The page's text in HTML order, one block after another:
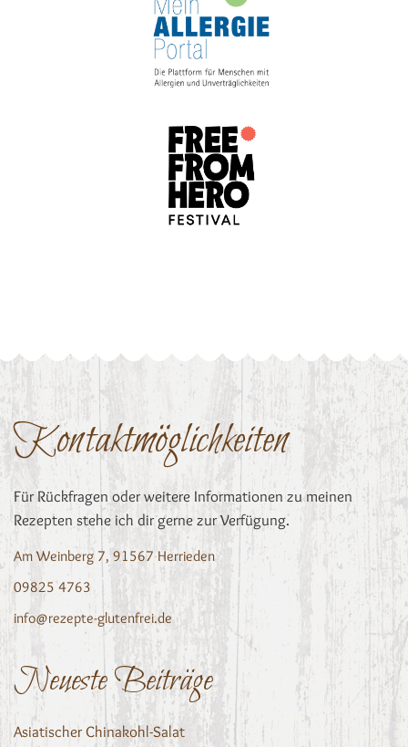
Kontaktmöglichkeiten
Für Rückfragen oder weitere Informationen zu meinen
Rezepten stehe ich dir gerne zur Verfügung.
Am Weinberg 7, 91567 Herrieden
09825 4763
info@rezepte-glutenfrei.de
Neueste Beiträge
Asiatischer Chinakohl-Salat